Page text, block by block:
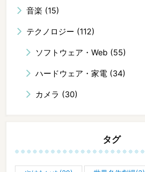
音楽 (15)
テクノロジー (112)
ソフトウェア・Web (55)
ハードウェア・家電 (34)
カメラ (30)
タグ